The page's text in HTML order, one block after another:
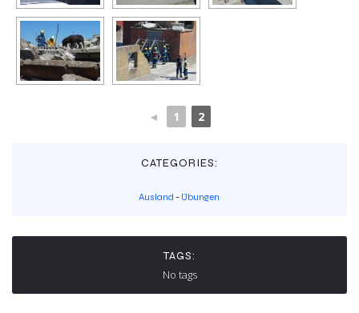
◄ 1 2
CATEGORIES:
Ausland - Übungen
TAGS:
No tags